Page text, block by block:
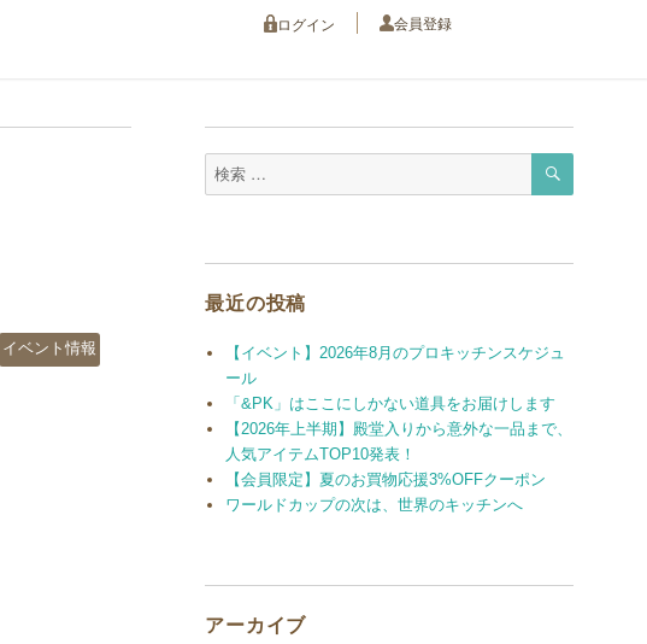
ログイン 会員登録
カ
テ
イベント情報
検
検
最近の投稿
【イベント】2026年8月のプロキッチンスケジュ
ール
「&PK」はここにしかない道具をお届けします
【2026年上半期】殿堂入りから意外な一品まで、
人気アイテムTOP10発表！
【会員限定】夏のお買物応援3%OFFクーポン
ワールドカップの次は、世界のキッチンへ
アーカイブ